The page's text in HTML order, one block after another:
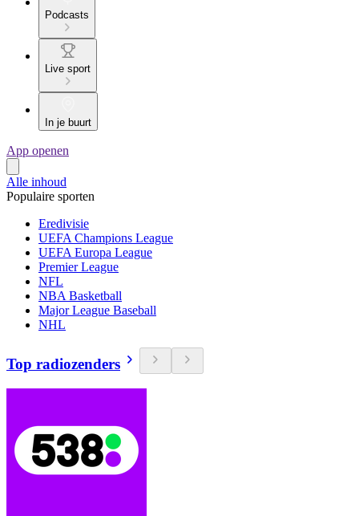
Podcasts
Live sport
In je buurt
App openen
Alle inhoud
Populaire sporten
Eredivisie
UEFA Champions League
UEFA Europa League
Premier League
NFL
NBA Basketball
Major League Baseball
NHL
Top radiozenders